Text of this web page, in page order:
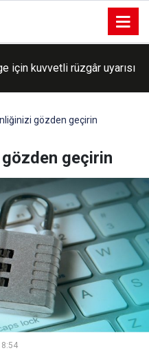
için kuvvetli rüzgâr uyarısı
gözden geçirin
geçirin